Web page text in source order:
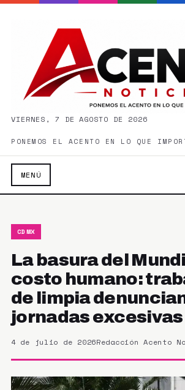
VIERNES, 7 DE AGOSTO DE 2026
PONEMOS EL ACENTO EN LO QUE
MENÚ
CDMX
La basura del
costo humano:
de limpia
jornadas excesivas
4 de julio de 2026Redacción Acento